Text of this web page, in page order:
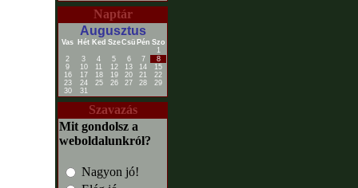
Naptár
Augusztus
Vas Hét Ked SzeCsü Pén Szo
1
2
3 4 5 6 7
8
9
10 11 12 13 14
15
16
17 18 19 20 21
22
23
24 25 26 27 28
29
30
31
Szavazás
Mit gondolsz a
weboldalunkról?
Nagyon jó!